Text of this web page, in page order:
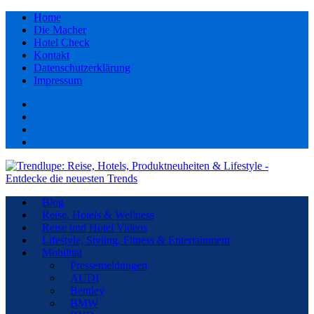
Home
Die Macher
Hotel Check
Kontakt
Datenschutzerklärung
Impressum
Blog
Reise, Hotels & Wellness
Reise und Hotel Videos
Lifestyle, Styling, Fitness & Entertainment
Mobilität
Pressemeldungen
AUDI
Bentley
BMW